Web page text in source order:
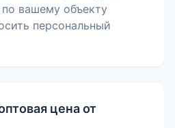
вашему объекту
персональный
цена от